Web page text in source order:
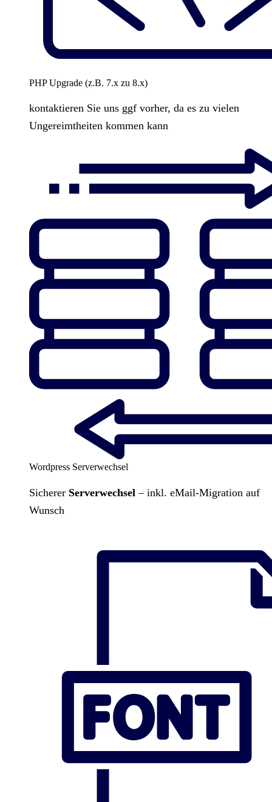
PHP Upgrade (z.B. 7.x zu 8.x)
kontaktieren Sie uns ggf vorher, da es zu vielen
Ungereimtheiten kommen kann
Wordpress Serverwechsel
Sicherer Serverwechsel – inkl. eMail-Migration auf
Wunsch